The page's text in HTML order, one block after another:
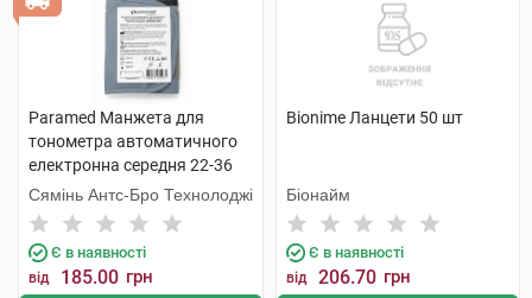
Paramed Манжета для
тонометра автоматичного
електронна середня 22-36
см 1 шт
Сямінь Антс-Бро Технолоджі
Є в наявності
від 185.00 грн
Bionime Ланцети 50 шт
Біонайм
Є в наявності
від 206.70 грн